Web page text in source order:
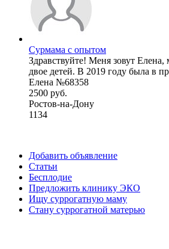
Сурмама с опытом
Здравствуйте! Меня зовут Елена,
двое детей. В 2019 году была в
Елена №68358
2500 руб.
Ростов-на-Дону
1134
Добавить объявление
Статьи
Бесплодие
Предложить клинику ЭКО
Ищу суррогатную маму
Стану суррогатной матерью